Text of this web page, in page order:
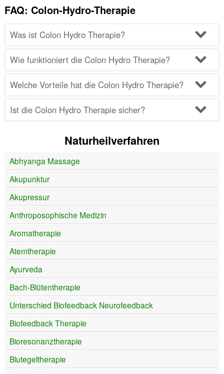
FAQ: Colon-Hydro-Therapie
Was ist Colon Hydro Therapie?
Wie funktioniert die Colon Hydro Therapie?
Welche Vorteile hat die Colon Hydro Therapie?
Ist die Colon Hydro Therapie sicher?
Naturheilverfahren
Abhyanga Massage
Akupunktur
Akupressur
Anthroposophische Medizin
Aromatherapie
Atemtherapie
Ayurveda
Bach-Blütentherapie
Unterschied Biofeedback Neurofeedback
Biofeedback Therapie
Bioresonanztherapie
Blutegeltherapie